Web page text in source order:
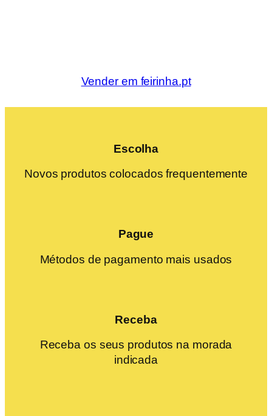
Vender em feirinha.pt
Escolha
Novos produtos colocados frequentemente
Pague
Métodos de pagamento mais usados
Receba
Receba os seus produtos na morada
indicada